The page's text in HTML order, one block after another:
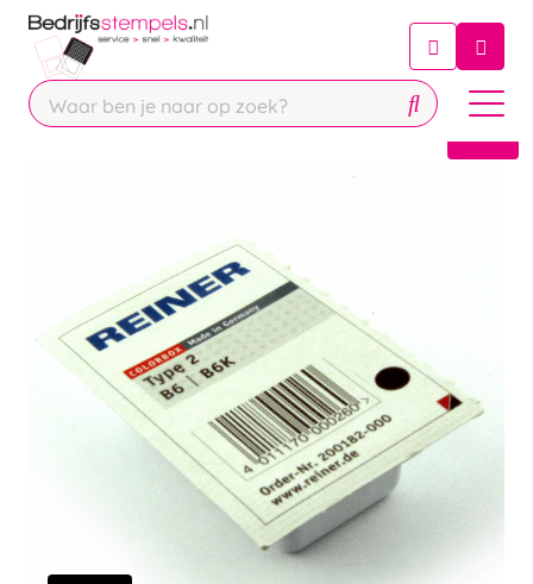
Chatbot
Chat 24/7 met onze chatbot voor
Contact